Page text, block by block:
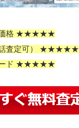
価格 ★★★★★
話査定可） ★★★★★
ード ★★★★★